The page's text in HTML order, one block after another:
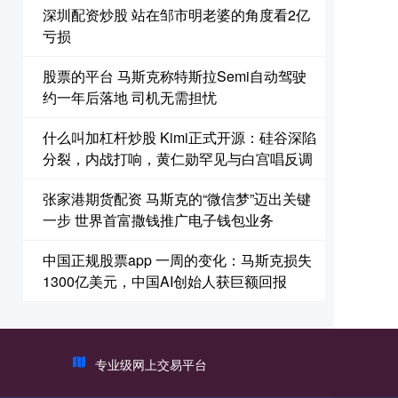
深圳配资炒股 站在邹市明老婆的角度看2亿
亏损
股票的平台 马斯克称特斯拉Semi自动驾驶
约一年后落地 司机无需担忧
什么叫加杠杆炒股 Kimi正式开源：硅谷深陷
分裂，内战打响，黄仁勋罕见与白宫唱反调
张家港期货配资 马斯克的“微信梦”迈出关键
一步 世界首富撒钱推广电子钱包业务
中国正规股票app 一周的变化：马斯克损失
1300亿美元，中国AI创始人获巨额回报
专业级网上交易平台